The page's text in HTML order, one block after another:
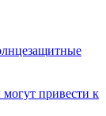
могут привести к